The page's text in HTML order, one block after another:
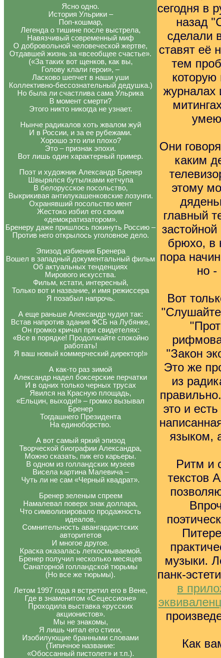
Ясно одно.
История Ульрики –
Поп-кошмар,
Легенда о тишине после выстрела,
Навязчивый современный миф
О добровольной человеческой жертве,
Отдавшей жизнь за «всеобщее счастье».
(«За таких вот щенков, как вы,
Голову клали герои», –
Ласково шепчет в наши уши
Коллективно-бессознательный дедушка.)
Но была ли счастлива сама Ульрика
В момент смерти?
Этого никто никогда не узнает.
Нынче радикалов хоть жвалом жуй
И в России, и за ее рубежами.
Хорошо это или плохо?
Это – признак эпохи.
Вот лишь один характерный пример.
Поэт и художник Александр Бренер
Швырялся бутылками кетчупа
В белорусское посольство,
Выкрикивая антилукашенковские лозунги.
Охранявший посольство мент
Жестоко избил его своим
«демократизатором».
Бренеру даже пришлось покинуть Россию –
Против него открылось уголовное дело.
Эпизод избиения Бренера
Вошел в западный документальный фильм
Об актуальных тенденциях
Мирового искусства.
Фильм, кстати, интересный,
Только вот и название, и имя режиссера
Я позабыл напрочь.
А еще раньше Александр чудил так:
Встав напротив здания ФСБ на Лубянке,
Он громко кричал при свидетелях:
«Все в порядке! Продолжайте спокойно
работать!
Я ваш новый коммерческий директор!»
А как-то раз зимой
Александр надел боксерские перчатки
И в одних только черных трусах
Явился на Красную площадь,
«Ельцин, выходи!» – громко вызывал
Бренер
Тогдашнего Президента
На единоборство.
А вот самый яркий эпизод
Творческой биографии Александра,
Можно сказать, пик его карьеры.
В одном из голландских музеев
Висела картина Малевича –
Чуть ли не сам «Черный квадрат».
Бренер зеленым спреем
Намалевал поверх знак доллара,
Что символизировало продажность
идеалов,
Сомнительность авангардистских
авторитетов
И многое другое.
Краска оказалась легкосмываемой.
Бренер получил несколько месяцев
Санаторной голландской тюрьмы
(Но все же тюрьмы).
Летом 1997 года я встретил его в Вене,
Где в знаменитом «Сецессионе»
Проходила выставка «русских
акционистов».
Мы не знакомы,
Я лишь читал его стихи,
Изобилующие бранными словами
(Типичное название:
«Обоссанный пистолет» и т.п.).
сегодня в
назад
сделали
ставят её
тем
которую
журналах
Они
каким
этому
главный
брюхо, в
пора
но -
Вот
"Закон
Это же
из
это и
языком,
Ритм и
текстов
музыки.
панк-
в
Как